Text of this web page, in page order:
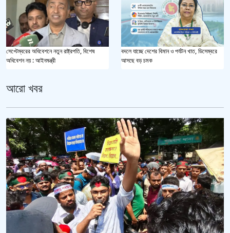
সেপ্টেম্বরের অধিবেশনে নতুন রাষ্ট্রপতি, বিশেষ
অধিবেশন নয় : আইনমন্ত্রী
বদলে যাচ্ছে দেশের বিমান ও পর্যটন খাত, ডিসেম্বরে
আসছে বড় চমক
আরো খবর